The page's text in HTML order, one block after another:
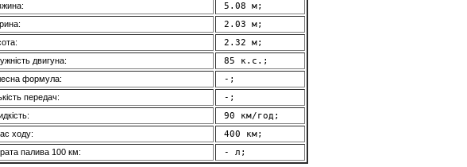
5.08 м;
2.03 м;
2.32 м;
двигуна: 85 к.с.;
формула: -;
передач: -;
90 км/год;
ходу: 400 км;
палива 100 км: - л;